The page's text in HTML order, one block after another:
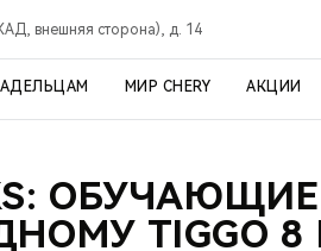
внешняя сторона), д. 14
МИР CHERY АКЦИИ
TIGGO 8